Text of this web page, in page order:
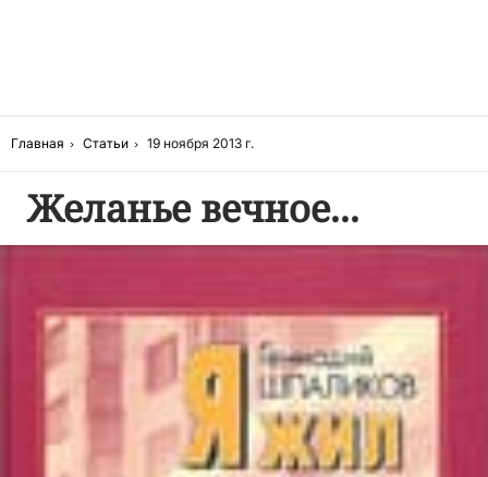
Главная Статьи 19 ноября 2013 г.
Желанье вечное...